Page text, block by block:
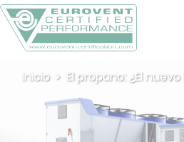
Inicio El propano: ¿El